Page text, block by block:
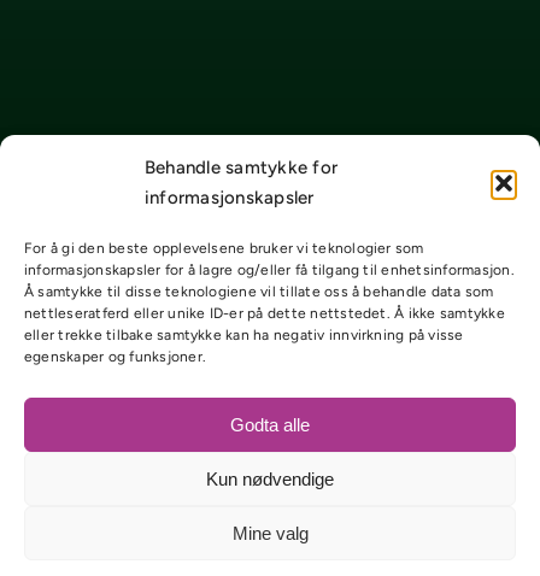
Behandle samtykke for
informasjonskapsler
For å gi den beste opplevelsene bruker vi teknologier som
informasjonskapsler for å lagre og/eller få tilgang til enhetsinformasjon.
Å samtykke til disse teknologiene vil tillate oss å behandle data som
nettleseratferd eller unike ID-er på dette nettstedet. Å ikke samtykke
eller trekke tilbake samtykke kan ha negativ innvirkning på visse
egenskaper og funksjoner.
Godta alle
Kun nødvendige
Mine valg